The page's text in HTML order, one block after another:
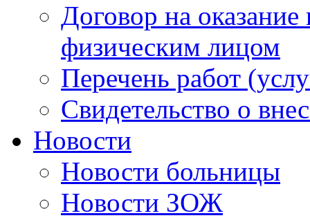
Договор на
физическим лицом
Перечень работ
Свидетельство о
Новости
Новости больницы
Новости ЗОЖ